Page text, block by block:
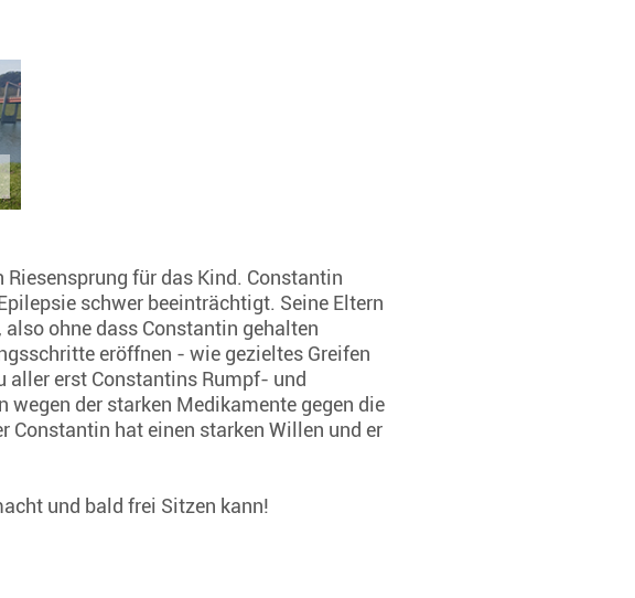
für das Kind. Constantin
schwer beeinträchtigt. Seine Eltern
ohne dass Constantin gehalten
eröffnen - wie gezieltes Greifen
aller erst Constantins Rumpf- und
der starken Medikamente gegen die
Constantin hat einen starken Willen und er
und bald frei Sitzen kann!